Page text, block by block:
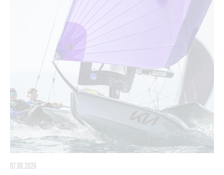
07.08.2026